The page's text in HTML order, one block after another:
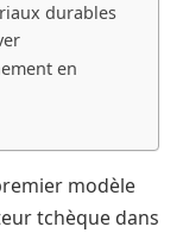
durables
en
modèle
tchèque dans